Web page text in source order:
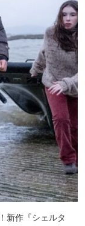
新作『シェルタ